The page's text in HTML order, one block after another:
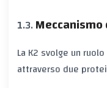
Meccanismo
La K2 svolge un
attraverso due